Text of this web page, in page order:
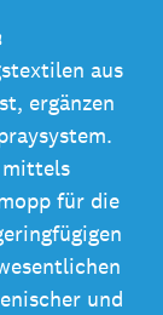
aus
ergänzen
mittels
für die
und